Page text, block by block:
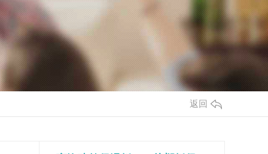
沫板 发泡水泥保温板
陕西发泡水泥保温板哪家好
返回